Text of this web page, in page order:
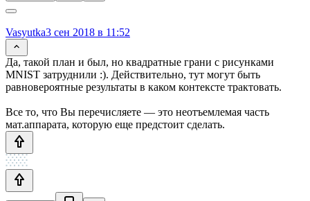
Vasyutka3 сен 2018 в 11:52
Да, такой план и был, но квадратные грани с рисунками
MNIST затруднили :). Действительно, тут могут быть
равновероятные результаты в каком контексте трактовать.
Все то, что Вы перечисляете — это неотъемлемая часть
мат.аппарата, которую еще предстоит сделать.